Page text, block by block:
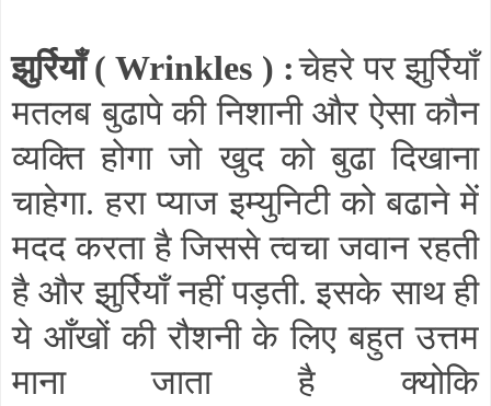
झुर्रियाँ ( Wrinkles ) : चेहरे पर झुर्रियाँ
मतलब बुढापे की निशानी और ऐसा कौन
व्यक्ति होगा जो खुद को बुढा दिखाना
चाहेगा. हरा प्याज इम्युनिटी को बढाने में
मदद करता है जिससे त्वचा जवान रहती
है और झुर्रियाँ नहीं पड़ती. इसके साथ ही
ये आँखों की रौशनी के लिए बहुत उत्तम
माना जाता है क्योकि